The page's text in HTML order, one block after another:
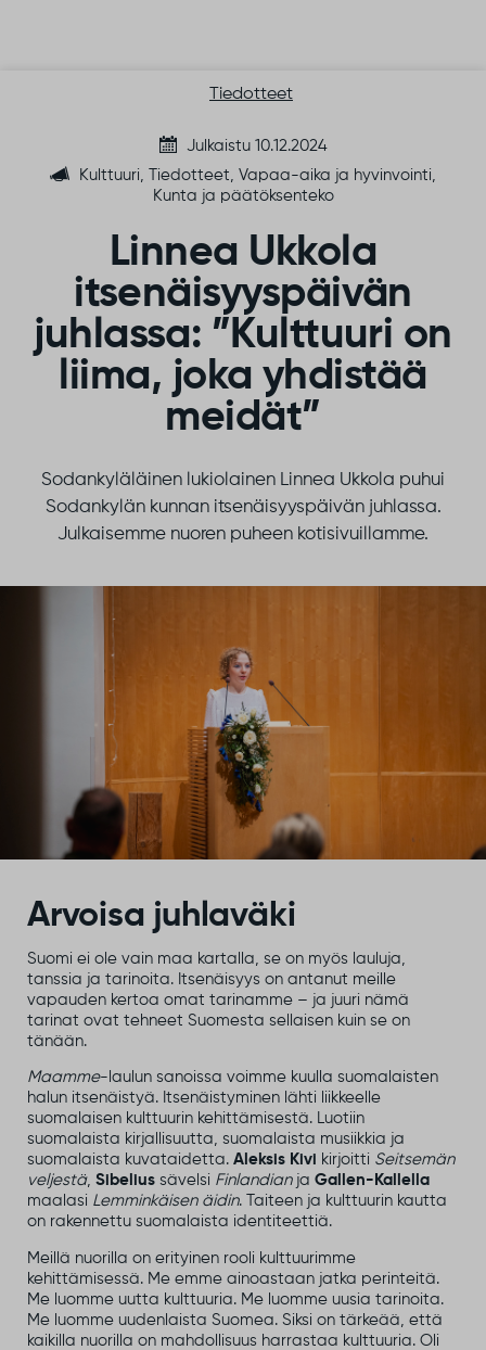
Tiedotteet
Julkaistu 10.12.2024
Kulttuuri, Tiedotteet, Vapaa-aika ja hyvinvointi,
Kunta ja päätöksenteko
Linnea Ukkola
itsenäisyyspäivän
juhlassa: ”Kulttuuri on
liima, joka yhdistää
meidät”
Sodankyläläinen lukiolainen Linnea Ukkola puhui
Sodankylän kunnan itsenäisyyspäivän juhlassa.
Julkaisemme nuoren puheen kotisivuillamme.
Arvoisa juhlaväki
Suomi ei ole vain maa kartalla, se on myös lauluja,
tanssia ja tarinoita. Itsenäisyys on antanut meille
vapauden kertoa omat tarinamme – ja juuri nämä
tarinat ovat tehneet Suomesta sellaisen kuin se on
tänään.
Maamme-laulun sanoissa voimme kuulla suomalaisten
halun itsenäistyä. Itsenäistyminen lähti liikkeelle
suomalaisen kulttuurin kehittämisestä. Luotiin
suomalaista kirjallisuutta, suomalaista musiikkia ja
suomalaista kuvataidetta. Aleksis Kivi kirjoitti Seitsemän
veljestä, Sibelius sävelsi Finlandianja Gallen-Kallella
maalasi Lemminkäisen äidin. Taiteen ja kulttuurin kautta
on rakennettu suomalaista identiteettiä.
Meillä nuorilla on erityinen rooli kulttuurimme
kehittämisessä. Me emme ainoastaan jatka perinteitä.
Me luomme uutta kulttuuria. Me luomme uusia tarinoita.
Me luomme uudenlaista Suomea. Siksi on tärkeää, että
kaikilla nuorilla on mahdollisuus harrastaa kulttuuria. Oli